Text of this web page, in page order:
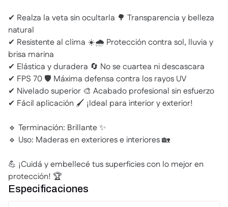
✔ Realza la veta sin ocultarla 🌳 Transparencia y belleza
natural
✔ Resistente al clima ☀️🌧️ Protección contra sol, lluvia y
brisa marina
✔ Elástica y duradera 🔄 No se cuartea ni descascara
✔ FPS 70 🛡️ Máxima defensa contra los rayos UV
✔ Nivelado superior 🎨 Acabado profesional sin esfuerzo
✔ Fácil aplicación 🖌️ ¡Ideal para interior y exterior!
🔹 Terminación: Brillante ✨
🔹 Uso: Maderas en exteriores e interiores 🏡
💪 ¡Cuidá y embellecé tus superficies con lo mejor en
protección! 🏆
Especificaciones